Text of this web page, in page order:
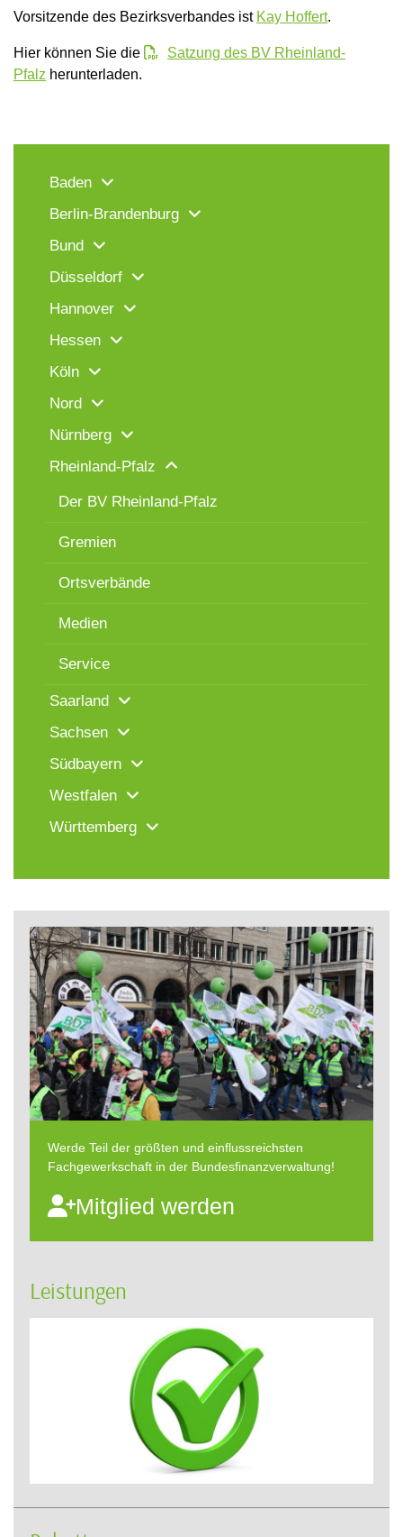
Vorsitzende des Bezirksverbandes ist Kay Hoffert.
Hier können Sie die
Satzung des BV Rheinland-
Pfalz herunterladen.
Baden
Berlin-Brandenburg
Bund
Düsseldorf
Hannover
Hessen
Köln
Nord
Nürnberg
Rheinland-Pfalz
Der BV Rheinland-Pfalz
Gremien
Ortsverbände
Medien
Service
Saarland
Sachsen
Südbayern
Westfalen
Württemberg
Werde Teil der größten und einflussreichsten
Fachgewerkschaft in der Bundesfinanzverwaltung!
Mitglied werden
Leistungen